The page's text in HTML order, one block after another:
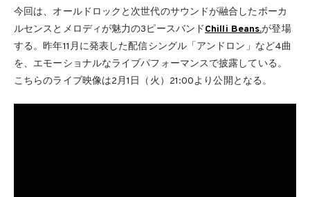
今回は、オールドロックと次世代のサウンドが融合したボーカ
ルセンスとメロディが魅力の3ピースバンドChilli Beans.が登場
する。昨年11月に発表した配信シングル「アンドロン」など4曲
を、エモーショナルなライブパフォーマンスで披露している。
こちらのライブ映像は2月1日（火）21:00より公開となる。